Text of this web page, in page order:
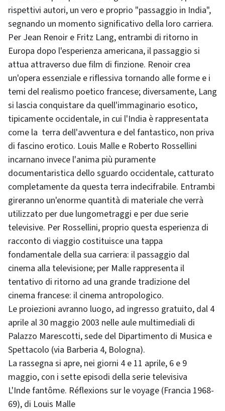
rispettivi autori, un vero e proprio "passaggio in India",
segnando un momento significativo della loro carriera.
Per Jean Renoir e Fritz Lang, entrambi di ritorno in
Europa dopo l'esperienza americana, il passaggio si
attua attraverso due film di finzione. Renoir crea
un'opera essenziale e riflessiva tornando alle forme e i
temi del realismo poetico francese; diversamente, Lang
si lascia conquistare da quell'immaginario esotico,
tipicamente occidentale, in cui l'India è rappresentata
come la terra dell'avventura e del fantastico, non priva
di fascino erotico. Louis Malle e Roberto Rossellini
incarnano invece l'anima più puramente
documentaristica dello sguardo occidentale, catturato
completamente da questa terra indecifrabile. Entrambi
gireranno un'enorme quantità di materiale che verrà
utilizzato per due lungometraggi e per due serie
televisive. Per Rossellini, proprio questa esperienza di
racconto di viaggio costituisce una tappa
fondamentale della sua carriera: il passaggio dal
cinema alla televisione; per Malle rappresenta il
tentativo di ritorno ad una grande tradizione del
cinema francese: il cinema antropologico.
Le proiezioni avranno luogo, ad ingresso gratuito, dal 4
aprile al 30 maggio 2003 nelle aule multimediali di
Palazzo Marescotti, sede del Dipartimento di Musica e
Spettacolo (via Barberia 4, Bologna).
La rassegna si apre, nei giorni 4 e 11 aprile, 6 e 9
maggio, con i sette episodi della serie televisiva
L'Inde fantôme. Réflexions sur le voyage (Francia 1968-
69), di Louis Malle